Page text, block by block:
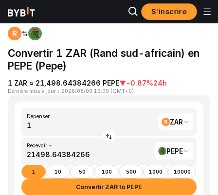
S’inscrire
Accueil
Convertir 1 ZAR (Rand sud-africain) en
PEPE (Pepe)
1 ZAR ≈ 21,498.64384266 PEPE▼-0.87%24h
Dernière mise à jour ： 2026/08/09 13:09 (GMT+0)
Dépenser
ZAR
Recevoir ~
PEPE
1 10 50 100 500 1000 10000
Convertir ZAR to PEPE